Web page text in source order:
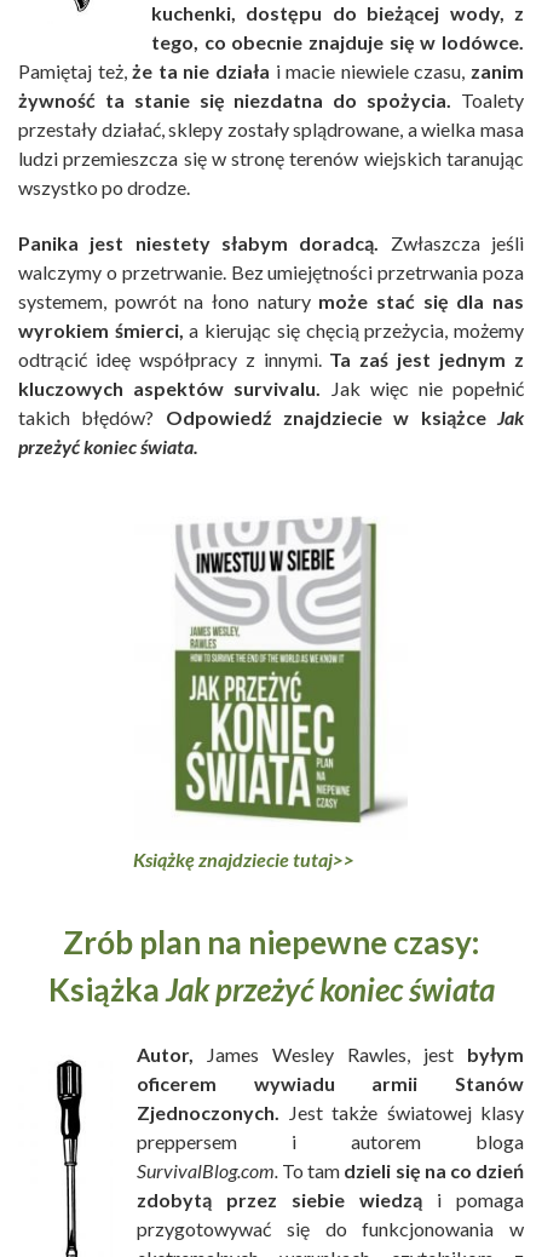
kuchenki, dostępu do bieżącej wody, z
tego, co obecnie znajduje się w lodówce.
Pamiętaj też,że ta nie działa i macie niewiele czasu, zanim
żywność ta stanie się niezdatna do spożycia. Toalety
przestały działać, sklepy zostały splądrowane, a wielka masa
ludzi przemieszcza się w stronę terenów wiejskich taranując
wszystko po drodze.
Panika jest niestety słabym doradcą. Zwłaszcza jeśli
walczymy o przetrwanie. Bez umiejętności przetrwania poza
systemem, powrót na łono natury może stać się dla nas
wyrokiem śmierci, a kierując się chęcią przeżycia, możemy
odtrącić ideę współpracy z innymi.Ta zaś jest jednym z
kluczowych aspektów survivalu. Jak więc nie popełnić
takich błędów? Odpowiedź znajdziecie w książceJak
przeżyć koniec świata.
Książkę znajdziecie tutaj>>
Zrób plan na niepewne czasy:
KsiążkaJak przeżyć koniec świata
Autor, James Wesley Rawles, jest byłym
oficerem wywiadu armii Stanów
Zjednoczonych. Jest także światowej klasy
preppersem i autorem bloga
SurvivalBlog.com. To tam dzieli się na co dzień
zdobytą przez siebie wiedzą i pomaga
przygotowywać się do funkcjonowania w